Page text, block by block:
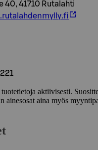
40, 41710 Rutalahti
aktiivisesti.
ainesosat aina myös